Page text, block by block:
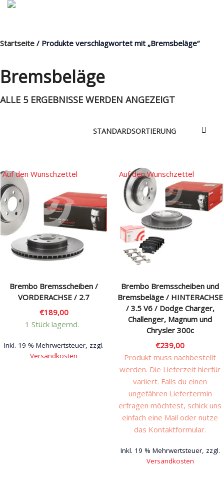
MENÜ
Products
Nach Baugruppen
Wunschliste
Blog
Rechtliches & Service
Startseite / Produkte verschlagwortet mit „Bremsbeläge“
Bremsbeläge
ALLE 5 ERGEBNISSE WERDEN ANGEZEIGT
Brembo Bremsscheiben /
VORDERACHSE / 2.7
€189,00
1 Stück lagernd.
Inkl. 19 % Mehrwertsteuer, zzgl.
Versandkosten
Auf den Wunschzettel
Brembo Bremsscheiben und
Bremsbeläge / HINTERACHSE
/ 3.5 V6 / Dodge Charger,
Challenger, Magnum und
Chrysler 300c
€239,00
Produkt muss nachbestellt
werden. Die Lieferzeit hierfür
variiert. Falls du einen
ungefähren Liefertermin
erfragen möchtest, schick uns
einfach eine Mail oder nutze
das Kontaktformular.
Inkl. 19 % Mehrwertsteuer, zzgl.
Versandkosten
Auf den Wunschzettel